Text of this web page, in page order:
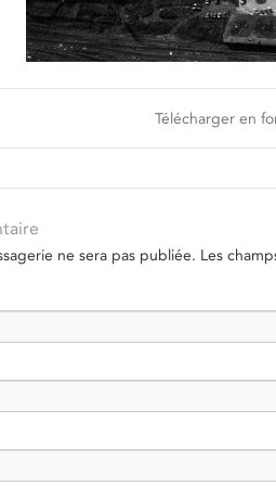
Télécharger en
ne sera pas publiée. Les